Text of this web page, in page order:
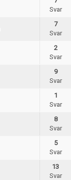
Svar
7
Svar
2
Svar
9
Svar
1
Svar
8
Svar
5
Svar
13
Svar